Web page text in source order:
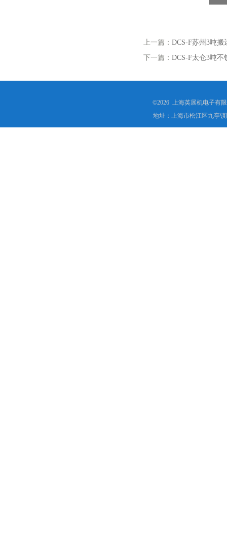
上一篇： DCS-F苏州3吨
下一篇： DCS-F太仓3吨
©2026 上海英展机电子有
地址：上海市松江区九亭镇